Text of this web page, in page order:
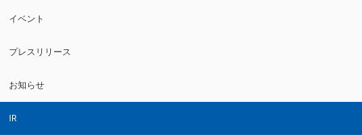
イベント
プレスリリース
お知らせ
IR